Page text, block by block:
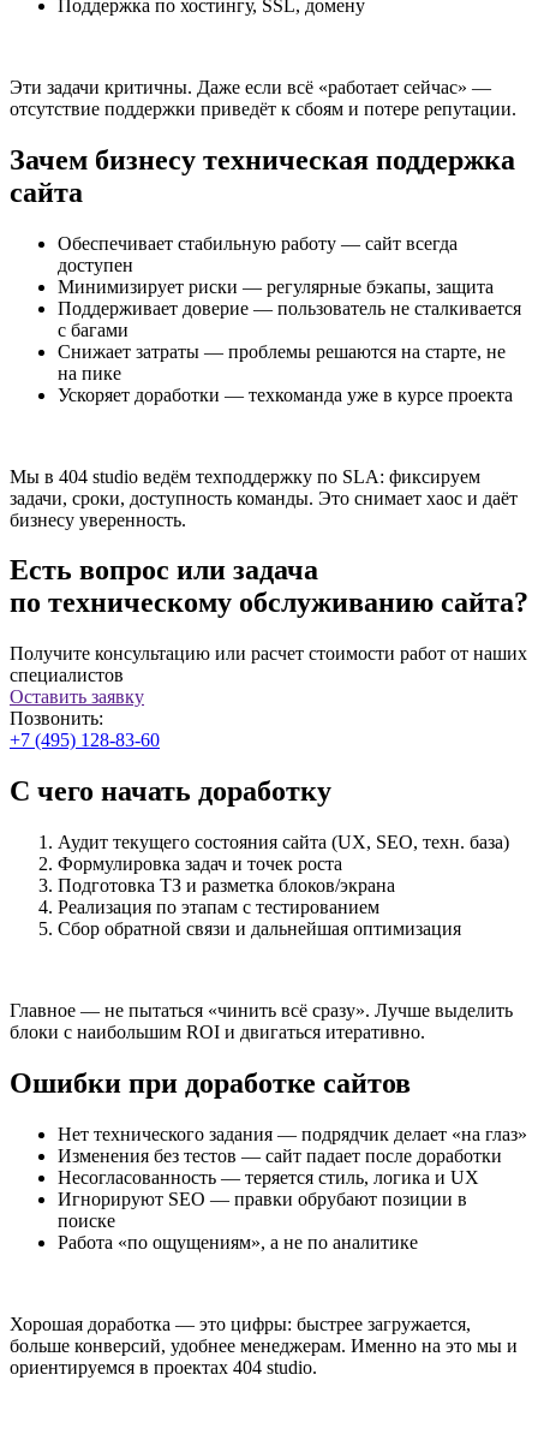
Поддержка по хостингу, SSL, домену
Эти задачи критичны. Даже если всё «работает сейчас» —
отсутствие поддержки приведёт к сбоям и потере репутации.
Зачем бизнесу техническая поддержка
сайта
Обеспечивает стабильную работу — сайт всегда
доступен
Минимизирует риски — регулярные бэкапы, защита
Поддерживает доверие — пользователь не сталкивается
с багами
Снижает затраты — проблемы решаются на старте, не
на пике
Ускоряет доработки — техкоманда уже в курсе проекта
Мы в 404 studio ведём техподдержку по SLA: фиксируем
задачи, сроки, доступность команды. Это снимает хаос и даёт
бизнесу уверенность.
Есть вопрос или задача
по техническому обслуживанию сайта?
Получите консультацию или расчет стоимости работ от наших
специалистов
Оставить заявку
Позвонить:
+7 (495) 128-83-60
С чего начать доработку
Аудит текущего состояния сайта (UX, SEO, техн. база)
Формулировка задач и точек роста
Подготовка ТЗ и разметка блоков/экрана
Реализация по этапам с тестированием
Сбор обратной связи и дальнейшая оптимизация
Главное — не пытаться «чинить всё сразу». Лучше выделить
блоки с наибольшим ROI и двигаться итеративно.
Ошибки при доработке сайтов
Нет технического задания — подрядчик делает «на глаз»
Изменения без тестов — сайт падает после доработки
Несогласованность — теряется стиль, логика и UX
Игнорируют SEO — правки обрубают позиции в
поиске
Работа «по ощущениям», а не по аналитике
Хорошая доработка — это цифры: быстрее загружается,
больше конверсий, удобнее менеджерам. Именно на это мы и
ориентируемся в проектах 404 studio.